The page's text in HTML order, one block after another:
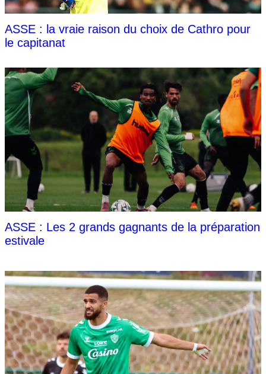
ASSE : la vraie raison du choix de Cathro pour
le capitanat
ASSE : Les 2 grands gagnants de la préparation
estivale